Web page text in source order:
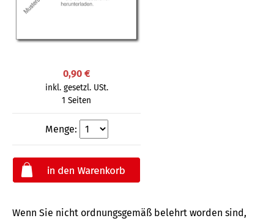
0,90 €
inkl. gesetzl. USt.
1 Seiten
Menge:
Wenn Sie nicht ordnungsgemäß belehrt worden sind,